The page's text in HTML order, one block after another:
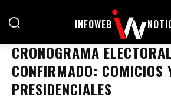
INFOWEB
CRONOGRAMA
CONFIRMADO: COMICIOS
PRESIDENCIALES